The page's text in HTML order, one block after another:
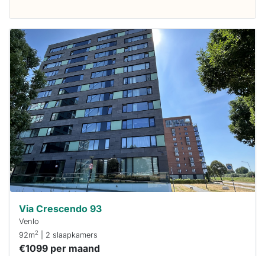
Deze woning
is
waarschijnlijk
al verhuurd
Om kans te
maken moet je
binnen 15
minuten
reageren.
Stekkies helpt
je hierbij!
Via Crescendo 93
Venlo
92m2 | 2 slaapkamers
€1099 per maand